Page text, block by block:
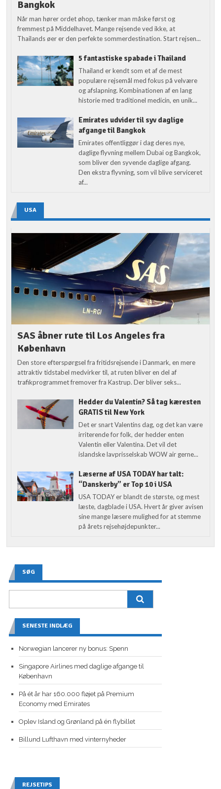
Bangkok
Når man hører ordet øhop, tænker man måske først og
fremmest på Middelhavet. Mange rejsende ved ikke, at
Thailands øer er den perfekte sommerdestination. Start rejsen...
5 fantastiske spabade i Thailand
Thailand er kendt som et af de mest
populære rejsemål med fokus på velvære
og afslapning. Kombinationen af en lang
historie med traditionel medicin, en unik...
Emirates udvider til syv daglige
afgange til Bangkok
Emirates offentliggør i dag deres nye,
daglige flyvning mellem Dubai og Bangkok,
som bliver den syvende daglige afgang.
Den ekstra flyvning, som vil blive serviceret
af...
USA
SAS åbner rute til Los Angeles fra
København
Den store efterspørgsel fra fritidsrejsende i Danmark, en mere
attraktiv tidstabel medvirker til, at ruten bliver en del af
trafikprogrammet fremover fra Kastrup. Der bliver seks...
Hedder du Valentin? Så tag kæresten
GRATIS til New York
Det er snart Valentins dag, og det kan være
irriterende for folk, der hedder enten
Valentin eller Valentina. Det vil det
islandske lavprisselskab WOW air gerne...
Læserne af USA TODAY har talt:
“Danskerby” er Top 10 i USA
USA TODAY er blandt de største, og mest
læste, dagblade i USA. Hvert år giver avisen
sine mange læsere mulighed for at stemme
på årets rejsehøjdepunkter...
SØG
SENESTE INDLÆG
Norwegian lancerer ny bonus: Spenn
Singapore Airlines med daglige afgange til
København
På ét år har 160.000 fløjet på Premium
Economy med Emirates
Oplev Island og Grønland på én flybillet
Billund Lufthavn med vinternyheder
REJSETIPS